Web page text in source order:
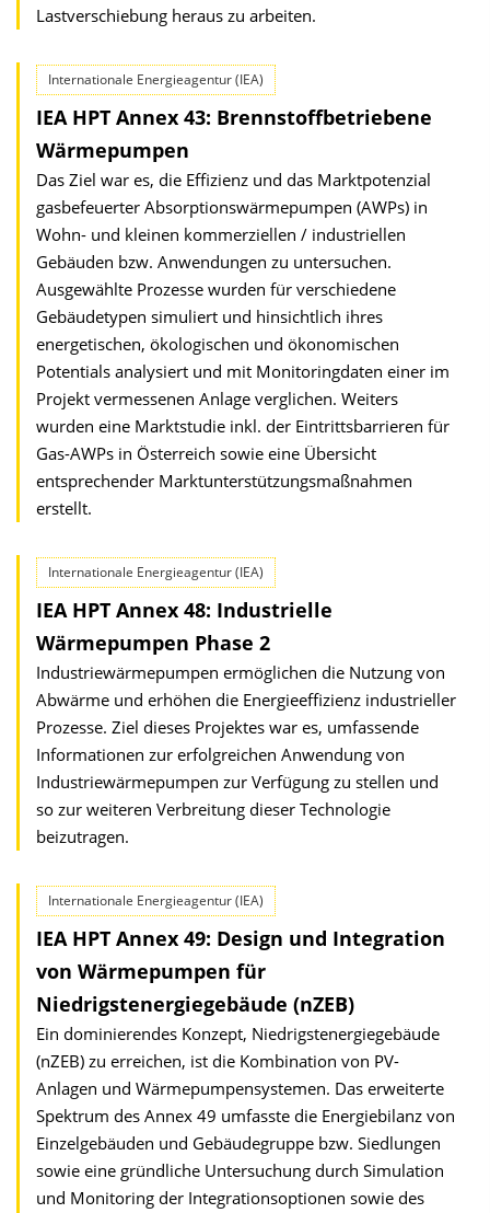
Lastverschiebung heraus zu arbeiten.
Internationale Energieagentur (IEA)
IEA HPT Annex 43: Brennstoffbetriebene
Wärmepumpen
Das Ziel war es, die Effizienz und das Marktpotenzial
gasbefeuerter Absorptionswärmepumpen (AWPs) in
Wohn- und kleinen kommerziellen / industriellen
Gebäuden bzw. Anwendungen zu untersuchen.
Ausgewählte Prozesse wurden für verschiedene
Gebäudetypen simuliert und hinsichtlich ihres
energetischen, ökologischen und ökonomischen
Potentials analysiert und mit Monitoringdaten einer im
Projekt vermessenen Anlage verglichen. Weiters
wurden eine Marktstudie inkl. der Eintrittsbarrieren für
Gas-AWPs in Österreich sowie eine Übersicht
entsprechender Marktunterstützungsmaßnahmen
erstellt.
Internationale Energieagentur (IEA)
IEA HPT Annex 48: Industrielle
Wärmepumpen Phase 2
Industriewärmepumpen ermöglichen die Nutzung von
Abwärme und erhöhen die Energieeffizienz industrieller
Prozesse. Ziel dieses Projektes war es, umfassende
Informationen zur erfolgreichen Anwendung von
Industriewärmepumpen zur Verfügung zu stellen und
so zur weiteren Verbreitung dieser Technologie
beizutragen.
Internationale Energieagentur (IEA)
IEA HPT Annex 49: Design und Integration
von Wärmepumpen für
Niedrigstenergiegebäude (nZEB)
Ein dominierendes Konzept, Niedrigstenergiegebäude
(nZEB) zu erreichen, ist die Kombination von PV-
Anlagen und Wärmepumpensystemen. Das erweiterte
Spektrum des Annex 49 umfasste die Energiebilanz von
Einzelgebäuden und Gebäudegruppe bzw. Siedlungen
sowie eine gründliche Untersuchung durch Simulation
und Monitoring der Integrationsoptionen sowie des